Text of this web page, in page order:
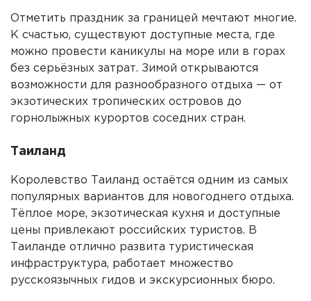
Отметить праздник за границей мечтают многие.
К счастью, существуют доступные места, где
можно провести каникулы на море или в горах
без серьёзных затрат. Зимой открываются
возможности для разнообразного отдыха — от
экзотических тропических островов до
горнолыжных курортов соседних стран.
Таиланд
Королевство Таиланд остаётся одним из самых
популярных вариантов для новогоднего отдыха.
Тёплое море, экзотическая кухня и доступные
цены привлекают российских туристов. В
Таиланде отлично развита туристическая
инфраструктура, работает множество
русскоязычных гидов и экскурсионных бюро.